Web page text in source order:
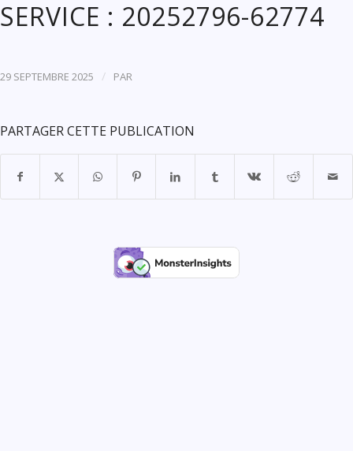
SERVICE : 20252796-62774
29 SEPTEMBRE 2025 / PAR
PARTAGER CETTE PUBLICATION